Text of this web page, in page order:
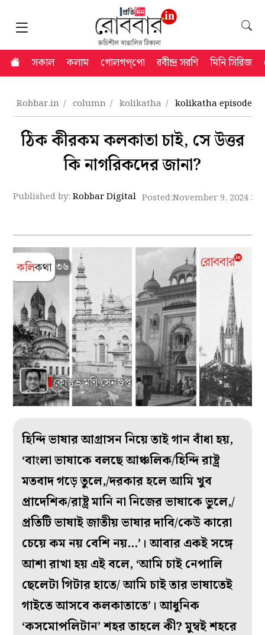
সকাল কলাম গোলগপ্‌পো রবীন্দ্র সরণি মিনি সিরিজ
Robbar.in column kolikatha kolikatha episode
ঠিক কীরকম কলকাতা চাই, সে উত্তর
কি নাগরিকদের জানা?
Published by:Robbar Digital Posted:November 9, 2024
হিন্দি ভাষার আগ্রাসন নিয়ে তাই গান বাঁধা হয়,
‘বাংলা ভাষাকে বলছে আঞ্চলিক/হিন্দি রাষ্ট্র
মতবাদ গড়ে তুলে,/দরকার হলে আমি খুব
প্রাদেশিক/রাষ্ট্র মানি না নিজের ভাষাকে ভুলে,/
প্রতিটি ভাষাই জাতীয় ভাষার দাবি/কেউ কারো
চেয়ে কম নয় বেশি নয়…’। আবার একই সঙ্গে
আশা রাখা হয় এই বলে, ‘আমি চাই নেপালি
ছেলেটা গিটার হাতে/ আমি চাই তার ভাষাতেই
গাইতে আসবে কলকাতাতে’। আধুনিক
‘কসমোপলিটান’ শহর তাহলে কী? মুম্বই শহরে